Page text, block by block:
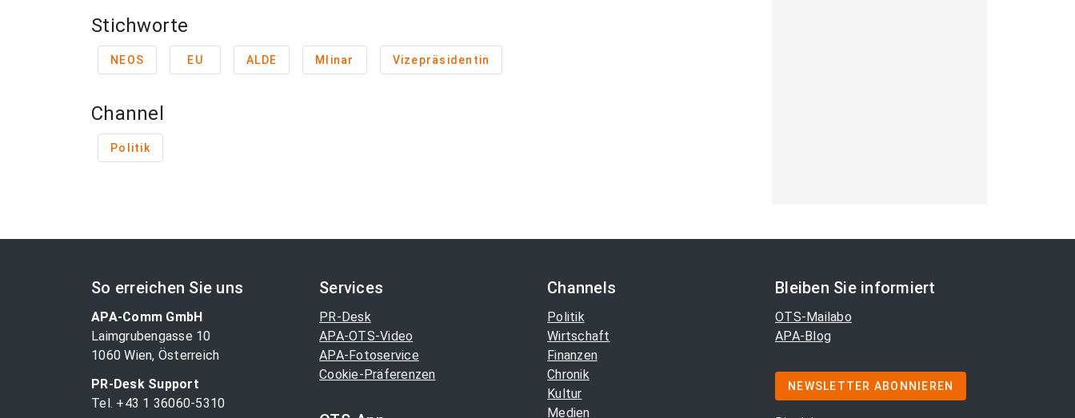
Stichworte
NEOS EU ALDE Mlinar Vizepräsidentin
Channel
Politik
So erreichen Sie uns
APA-Comm GmbH
Laimgrubengasse 10
1060 Wien, Österreich
PR-Desk Support
Tel. +43 1 36060-5310
Services
PR-Desk
APA-OTS-Video
APA-Fotoservice
Cookie-Präferenzen
Channels
Politik
Wirtschaft
Finanzen
Chronik
Kultur
Medien
Bleiben Sie informiert
OTS-Mailabo
APA-Blog
NEWSLETTER ABONNIEREN